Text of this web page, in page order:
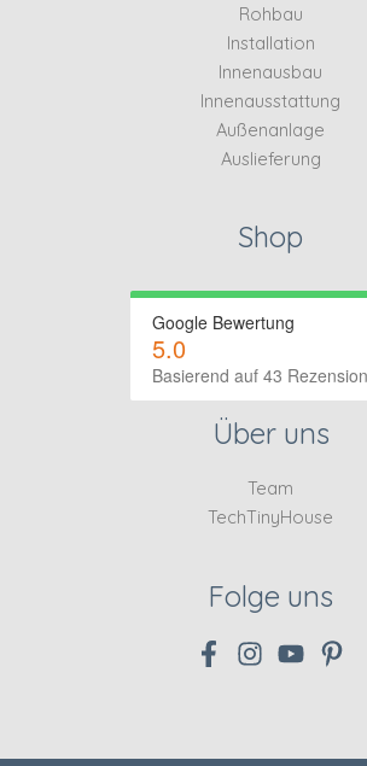
Rohbau
Installation
Innenausbau
Innenausstattung
Außenanlage
Auslieferung
Shop
Google Bewertung
5.0
Basierend auf 43
Über uns
Team
TechTinyHouse
Folge uns